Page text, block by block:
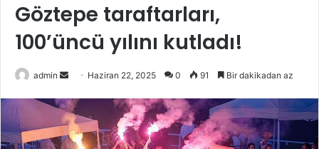
Göztepe taraftarları,
100’üncü yılını kutladı!
admin
Bir
posta
göndermek
Haziran 22, 2025 0 91 Bir dakikadan az